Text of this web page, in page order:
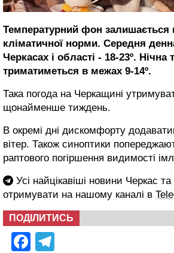
Температурний фон залишається
кліматичної норми. Середня
Черкасах і області - 18-23º. Нічна
триматиметься в межах 9-14º.
Така погода на Черкащині
щонайменше тиждень.
В окремі дні дискомфорту
вітер. Також синоптики
раптового погіршення видимості
Усі найцікавіші новини Черкас
отримувати на нашому каналі в
ПОДІЛИТИСЬ
Facebook